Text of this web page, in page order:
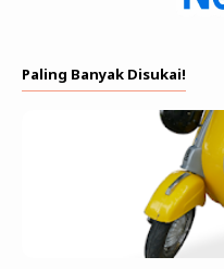
Paling Banyak Disukai!